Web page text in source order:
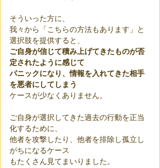
そういった方に、
我々から「こちらの方法もあります」と
選択肢を提供すると、
ご自身が信じて積み上げてきたものが否
定されたように感じて
パニックになり、情報を入れてきた相手
を悪者にしてしまう
ケースが少なくありません。
ご自身が選択してきた過去の行動を正当
化するために、
他者を攻撃したり、他者を排除し孤立し
がちになるケース
もたくさん見てまいりました。